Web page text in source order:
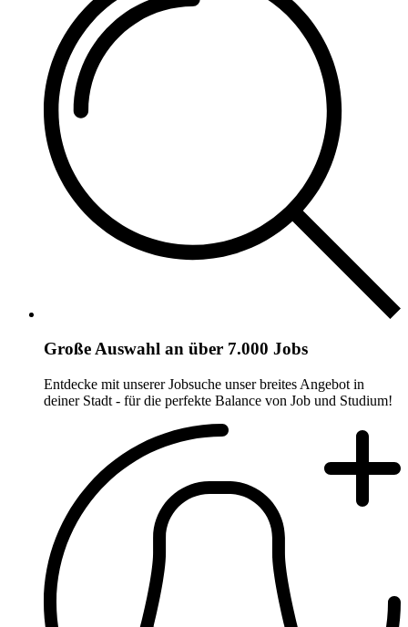
Große Auswahl an über 7.000 Jobs
Entdecke mit unserer Jobsuche unser breites Angebot in
deiner Stadt - für die perfekte Balance von Job und Studium!